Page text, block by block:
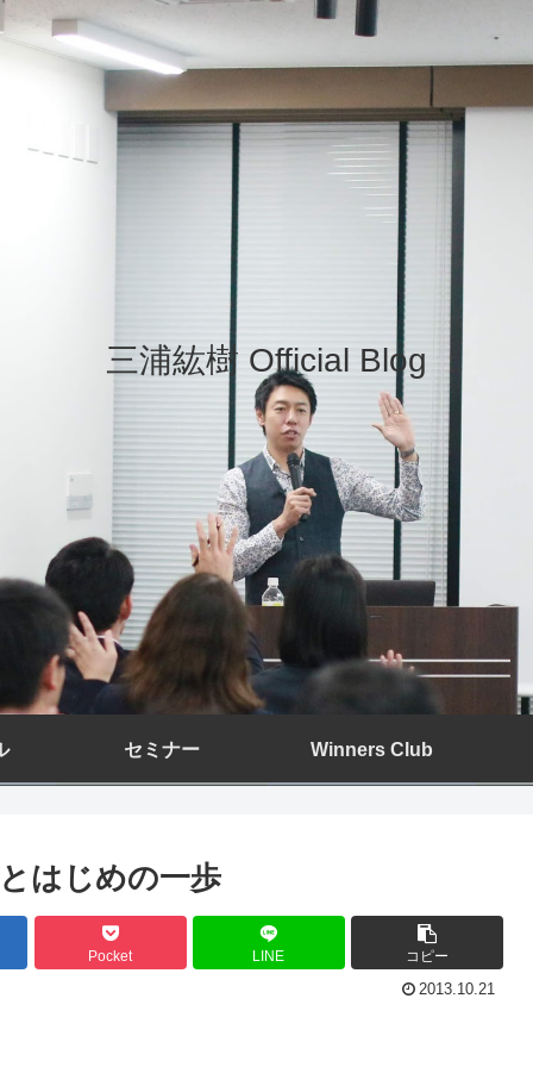
三浦紘樹 Official Blog
セミナー Winners Club
はじめの一歩
Pocket LINE コピー
2013.10.21